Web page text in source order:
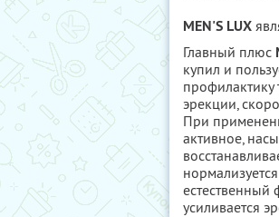
MEN'S LUX
Главный плюс
купил и
профилактику
эрекции,
При
активное,
естественный
усиливается